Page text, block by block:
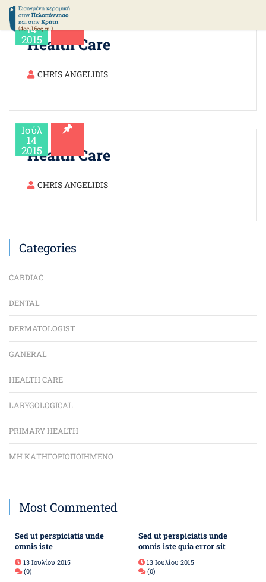
Ιούλ
14
2015
Health Care
CHRIS ANGELIDIS
Ιούλ
14
2015
Health Care
CHRIS ANGELIDIS
Categories
CARDIAC
DENTAL
DERMATOLOGIST
GANERAL
HEALTH CARE
LARYGOLOGICAL
PRIMARY HEALTH
ΜΗ ΚΑΤΗΓΟΡΙΟΠΟΙΗΜΈΝΟ
Most Commented
Sed ut perspiciatis unde
omnis iste
13 Ιουλίου 2015
(0)
Sed ut perspiciatis unde
omnis iste quia error sit
13 Ιουλίου 2015
(0)